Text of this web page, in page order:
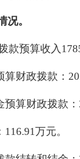
况。
款预算收入
算财政拨款：
算财政拨款：
116.91万元。